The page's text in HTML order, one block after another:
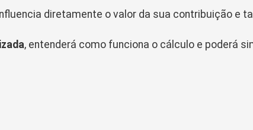
diretamente o valor da sua contribuição e
, entenderá como funciona o cálculo e poderá